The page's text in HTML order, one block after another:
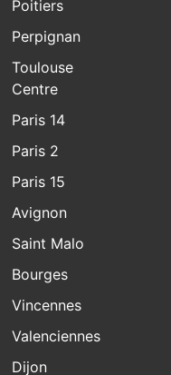
Poitiers
Perpignan
Toulouse
Centre
Paris 14
Paris 2
Paris 15
Avignon
Saint Malo
Bourges
Vincennes
Valenciennes
Dijon